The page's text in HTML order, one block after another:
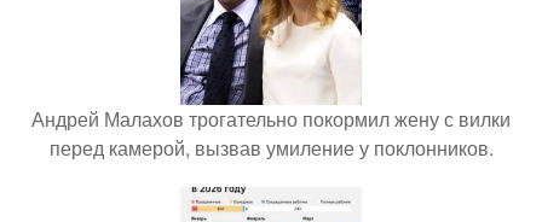
Андрей Малахов трогательно покормил жену с вилки
перед камерой, вызвав умиление у поклонников.